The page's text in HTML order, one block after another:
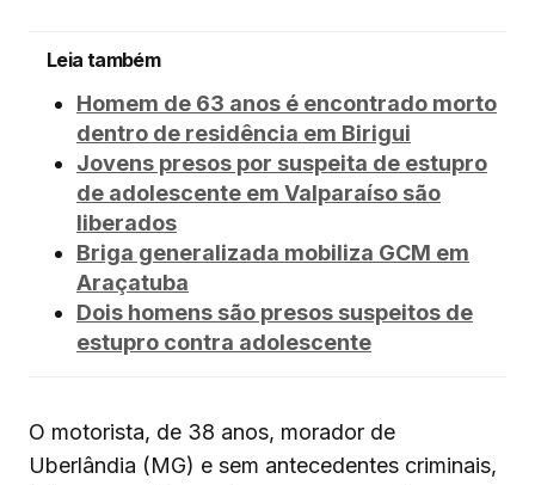
Leia também
Homem de 63 anos é encontrado morto
dentro de residência em Birigui
Jovens presos por suspeita de estupro
de adolescente em Valparaíso são
liberados
Briga generalizada mobiliza GCM em
Araçatuba
Dois homens são presos suspeitos de
estupro contra adolescente
O motorista, de 38 anos, morador de
Uberlândia (MG) e sem antecedentes criminais,